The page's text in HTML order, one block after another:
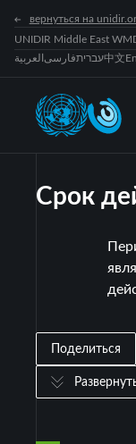
вернуться на
UNIDIR Middle East
العربية فارسیעברית中文
Срок
Поделиться